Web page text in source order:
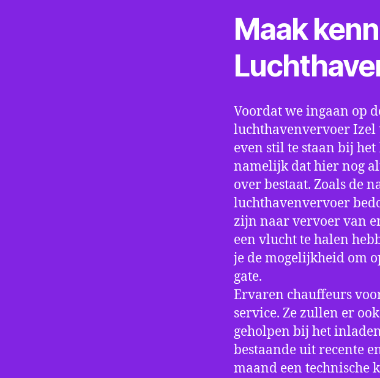
Maak
Voordat we ingaan op
luchthavenvervoer Izel
even stil te staan bij
namelijk dat hier nog
over bestaat. Zoals de
luchthavenvervoer
zijn naar vervoer van
een vlucht te halen
je de mogelijkheid om
gate.
Ervaren chauffeurs
service. Ze zullen er
geholpen bij het
bestaande uit recente
maand een technische